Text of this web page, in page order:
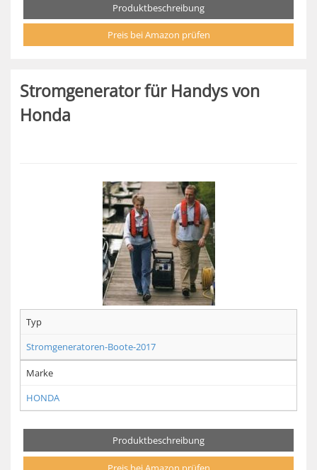
Produktbeschreibung
Preis bei Amazon prüfen
Stromgenerator für Handys von
Honda
Typ
Stromgeneratoren-Boote-2017
Marke
HONDA
Produktbeschreibung